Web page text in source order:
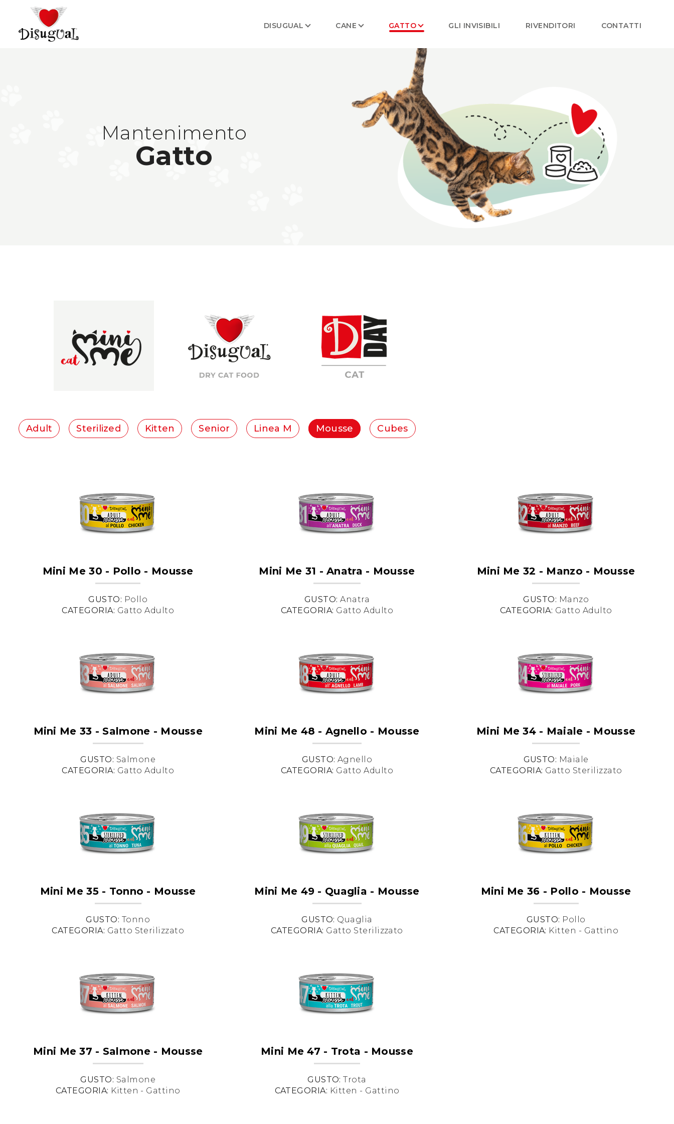
DISUGUAL CANE GATTO GLI INVISIBILI RIVENDITORI CONTATTI
Mantenimento
Gatto
Adult Sterilized Kitten Senior Linea M Mousse Cubes
Mini Me 30 - Pollo - Mousse
GUSTO: Pollo
CATEGORIA: Gatto Adulto
Mini Me 31 - Anatra - Mousse
GUSTO:Anatra
CATEGORIA: Gatto Adulto
Mini Me 32 - Manzo - Mousse
GUSTO: Manzo
CATEGORIA: Gatto Adulto
Mini Me 33 - Salmone - Mousse
GUSTO: Salmone
CATEGORIA: Gatto Adulto
Mini Me 48 - Agnello - Mousse
GUSTO: Agnello
CATEGORIA: Gatto Adulto
Mini Me 34 - Maiale - Mousse
GUSTO: Maiale
CATEGORIA: Gatto Sterilizzato
Mini Me 35 - Tonno - Mousse
GUSTO: Tonno
CATEGORIA: Gatto Sterilizzato
Mini Me 49 - Quaglia - Mousse
GUSTO: Quaglia
CATEGORIA: Gatto Sterilizzato
Mini Me 36 - Pollo - Mousse
GUSTO: Pollo
CATEGORIA: Kitten - Gattino
Mini Me 37 - Salmone - Mousse
GUSTO: Salmone
CATEGORIA: Kitten - Gattino
Mini Me 47 - Trota - Mousse
GUSTO:Trota
CATEGORIA: Kitten - Gattino